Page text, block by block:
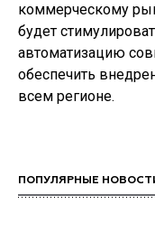
коммерческому
будет
автоматизацию
обеспечить
всем регионе.
ПОПУЛЯРНЫЕ